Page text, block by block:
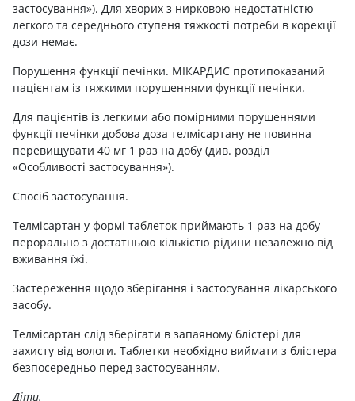
застосування»). Для хворих з нирковою недостатністю
легкого та середнього ступеня тяжкості потреби в корекції
дози немає.
Порушення функції печінки. МІКАРДИС протипоказаний
пацієнтам із тяжкими порушеннями функції печінки.
Для пацієнтів із легкими або помірними порушеннями
функції печінки добова доза телмісартану не повинна
перевищувати 40 мг 1 раз на добу (див. розділ
«Особливості застосування»).
Спосіб застосування.
Телмісартан у формі таблеток приймають 1 раз на добу
перорально з достатньою кількістю рідини незалежно від
вживання їжі.
Застереження щодо зберігання і застосування лікарського
засобу.
Телмісартан слід зберігати в запаяному блістері для
захисту від вологи. Таблетки необхідно виймати з блістера
безпосередньо перед застосуванням.
Діти.